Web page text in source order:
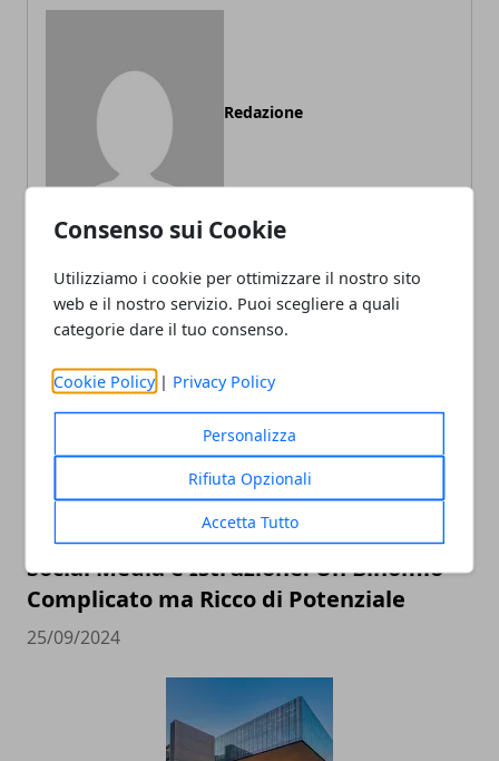
Consenso sui Cookie
Utilizziamo i cookie per ottimizzare il nostro sito
web e il nostro servizio. Puoi scegliere a quali
categorie dare il tuo consenso.
Cookie Policy | Privacy Policy
Personalizza
Rifiuta Opzionali
Accetta Tutto
Redazione
ARTICOLI CORRELATI
Social Media e Istruzione: Un Binomio
Complicato ma Ricco di Potenziale
25/09/2024